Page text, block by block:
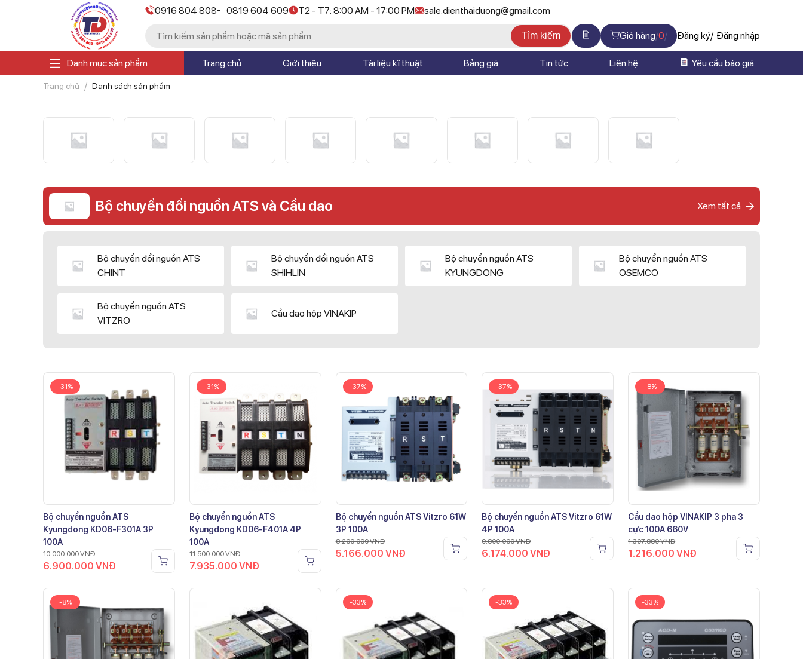
0916 804 808- 0819 604 609 T2 - T7: 8:00 AM - 17:00 PM sale.dienthaiduong@gmail.com
Tìm kiếm Giỏ hàng 0 Đăng ký Đăng nhập
Danh mục sản phẩm Trang chủ Giới thiệu Tài liệu kĩ thuật Bảng giá Tin tức Liên hệ Yêu cầu báo giá
Trang chủ Danh sách sản phẩm
Bộ chuyển đổi nguồn ATS và Cầu dao Xem tất cả
Bộ chuyển đổi nguồn ATS
CHINT
Bộ chuyển đổi nguồn ATS
SHIHLIN
Bộ chuyển nguồn ATS
KYUNGDONG
Bộ chuyển nguồn ATS
OSEMCO
Bộ chuyển nguồn ATS
VITZRO
Cầu dao hộp VINAKIP
-31%
Bộ chuyển nguồn ATS
Kyungdong KD06-F301A 3P
100A
10.000.000VNĐ
6.900.000 VNĐ
-31%
Bộ chuyển nguồn ATS
Kyungdong KD06-F401A 4P
100A
11.500.000VNĐ
7.935.000 VNĐ
-37%
Bộ chuyển nguồn ATS Vitzro 61W
3P 100A
8.200.000VNĐ
5.166.000 VNĐ
-37%
Bộ chuyển nguồn ATS Vitzro 61W
4P 100A
9.800.000VNĐ
6.174.000VNĐ
-8%
Cầu dao hộp VINAKIP 3 pha 3
cực 100A 660V
1.307.880VNĐ
1.216.000VNĐ
-8% -33% -33% -33%